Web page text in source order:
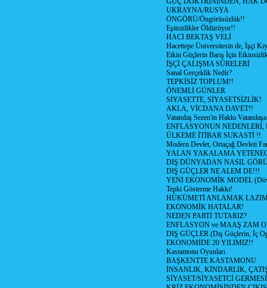
UKRAYNA/RUSYA
ÖNGÖRÜ/Öngörüsüzlük!!
Eşitsizlikler Öldürüyor!!
HACI BEKTAŞ VELİ
Hacettepe Üniversitesin de, İşçi
Etkin Güçlerin Barış İçin
İŞÇİ ÇALIŞMA SÜRELERİ
Sanal Gerçeklik Nedir?
TEPKİSİZ TOPLUM!!
ÖNEMLİ GÜNLER
SİYASETTE, SİYASETSİZLİK!
AKLA, VİCDANA DAVET!!
Vatandaş Sezen'in Hakkı
ENFLASYONUN NEDENLERİ,
ÜLKEME İTİBAR SUKASTİ !!
Modern Devlet, Ortaçağ Devleti
YALAN YAKALAMA
DIŞ DÜNYADAN NASIL
DIŞ GÜÇLER NE ALEM DE!!!
YENİ EKONOMİK MODEL
Tepki Gösterme Hakkı!
HÜKÜMETİ ANLAMAK
EKONOMİK HATALAR!
NEDEN PARTİ TUTARIZ?
ENFLASYON ve MAAŞ ZAM
DIŞ GÜÇLER (Dış Güçlerin, İç
EKONOMİDE 20 YILIMIZ!!
Kastamonu Oyunları
BAŞKENTTE KASTAMONU
İNSANLIK, KİNDARLIK,
SİYASET/SİYASETCİ